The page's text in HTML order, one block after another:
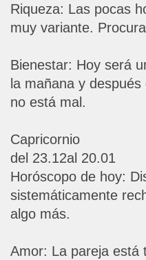
Riqueza: Las pocas
muy variante.
Bienestar: Hoy será
la mañana y
no está mal.
Capricornio
del 23.12al 20.01
Horóscopo de hoy:
sistemáticamente
algo más.
Amor: La pareja está